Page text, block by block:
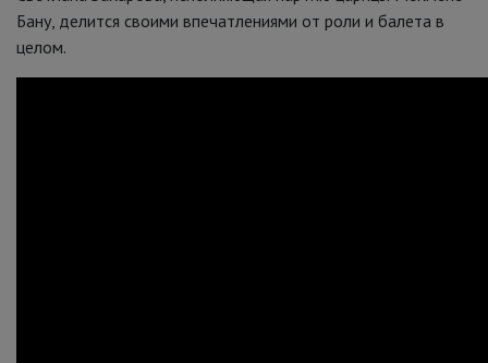
Бану, делится своими впечатлениями от роли и балета в
целом.